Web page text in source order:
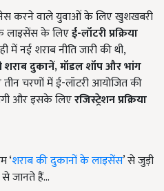
करने वाले युवाओं के लिए खुशखबरी
के लाइसेंस के लिएई-लॉटरी प्रक्रिया
में नई शराब नीति जारी की थी,
शराब दुकानें,मॉडल शॉप और भांग
चरणों में ई-लॉटरी आयोजित की
और इसके लिएरजिस्ट्रेशन प्रक्रिया
‘शराब की दुकानों के लाइसेंस’ से जुड़ी
जानते हैं...